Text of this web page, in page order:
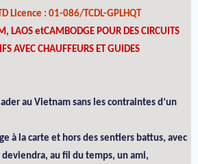
Licence : 01-086/TCDL-GPLHQT
LAOS etCAMBODGE POUR DES CIRCUITS
AVEC CHAUFFEURS ET GUIDES
au Vietnam sans les contraintes d’un
à la carte et hors des sentiers battus, avec
au fil du temps, un ami,